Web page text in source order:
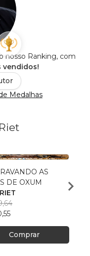
nosso Ranking, com
vendidos!
Medalhas
AS
DE OXUM
Comprar
RONI
R$